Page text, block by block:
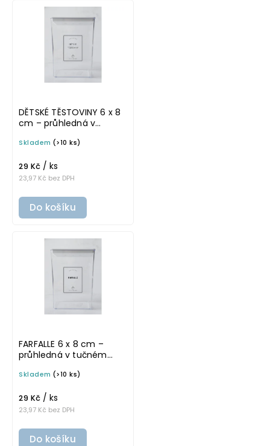
DĚTSKÉ TĚSTOVINY 6 x 8
cm – průhledná v
omyvatelná samolepka
Skladem (>10 ks)
23,97 Kč bez DPH
29 Kč / ks
Do košíku
FARFALLE 6 x 8 cm –
průhledná v tučném
samolepka na
Skladem (>10 ks)
23,97 Kč bez DPH
29 Kč / ks
Do košíku